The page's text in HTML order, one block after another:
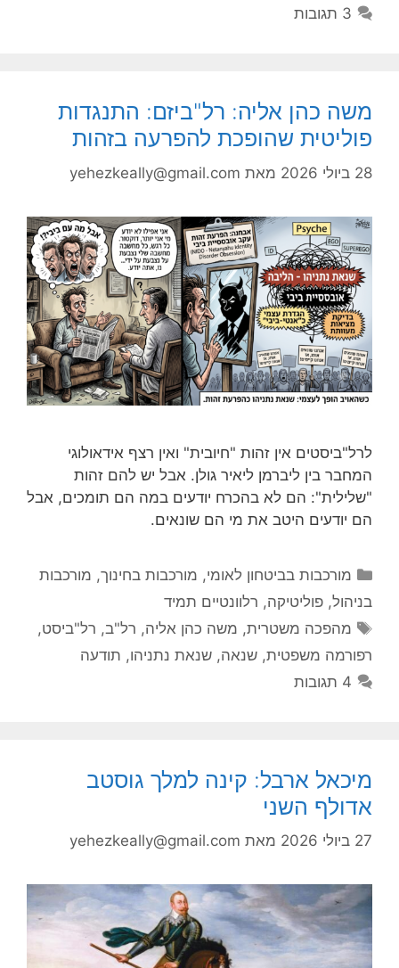
3 תגובות
משה כהן אליה: רל"ביזם: התנגדות
פוליטית שהופכת להפרעה בזהות
28 ביולי 2026 מאת yehezkeally@gmail.com
לרל"ביסטים אין זהות "חיובית" ואין רצף אידאולוגי
המחבר בין ליברמן ליאיר גולן. אבל יש להם זהות
"שלילית": הם לא בהכרח יודעים במה הם תומכים, אבל
הם יודעים היטב את מי הם שונאים.
קטגוריות
מורכבות בביטחון לאומי, מורכבות בחינוך, מורכבות
בניהול, פוליטיקה, רלוונטיים תמיד
תגיות
מהפכה משטרית, משה כהן אליה, רל"ב, רל"ביסט,
רפורמה משפטית, שנאה, שנאת נתניהו, תודעה
4 תגובות
מיכאל ארבל: קינה למלך גוסטב
אדולף השני
27 ביולי 2026 מאת yehezkeally@gmail.com